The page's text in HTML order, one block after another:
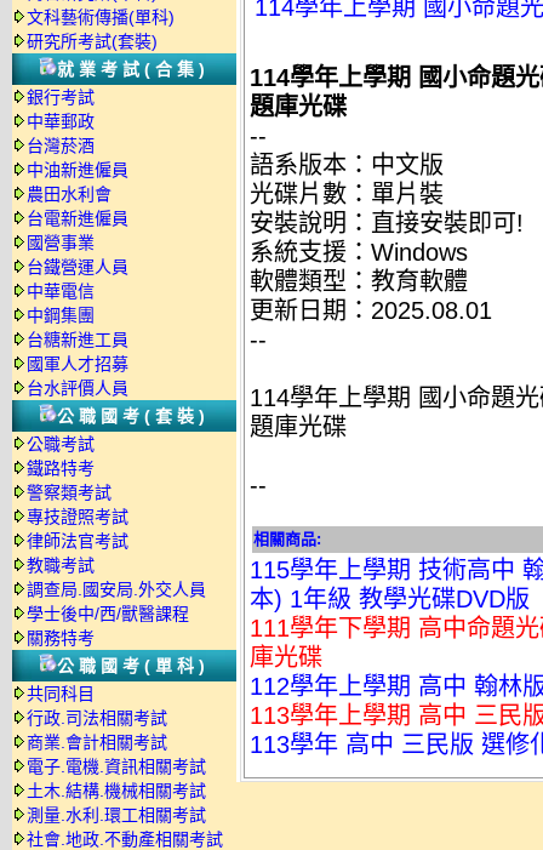
文科藝術傳播(單科)
研究所考試(套裝)
就業考試(合集)
銀行考試
中華郵政
台灣菸酒
中油新進僱員
農田水利會
台電新進僱員
國營事業
台鐵營運人員
中華電信
中鋼集團
台糖新進工員
國軍人才招募
台水評價人員
公職國考(套裝)
公職考試
鐵路特考
警察類考試
專技證照考試
律師法官考試
教職考試
調查局.國安局.外交人員
學士後中/西/獸醫課程
關務特考
公職國考(單科)
共同科目
行政.司法相關考試
商業.會計相關考試
電子.電機.資訊相關考試
土木.結構.機械相關考試
測量.水利.環工相關考試
社會.地政.不動產相關考試
114學年上學期 國小命題
114學年上學期 國小命題
題庫光碟
--
語系版本：中文版
光碟片數：單片裝
安裝說明：直接安裝即可!
系統支援：Windows
軟體類型：教育軟體
更新日期：2025.08.01
--
114學年上學期 國小命題
題庫光碟
--
相關商品:
115學年上學期 技術高中
本) 1年級 教學光碟DVD版
111學年下學期 高中命題
庫光碟
112學年上學期 高中 翰林
113學年上學期 高中 三民
113學年 高中 三民版 選修